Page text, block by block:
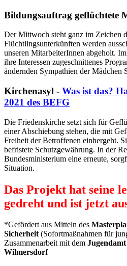
Bildungsauftrag geflüchtete
Der Mittwoch steht ganz im Zeichen
Flüchtlingsunterkünften werden
unseren MitarbeiterInnen abgeholt.
ihre Interessen zugeschnittenes
ändernden Sympathien der Mädchen
Kirchenasyl - Was ist das?
2021 des BEFG
Die Friedenskirche setzt sich für
einer Abschiebung stehen, die mit
Freiheit der Betroffenen einhergeht.
befristete Schutzgewährung. In der
Bundesministerium eine erneute,
Situation.
Das Projekt hat seine
gedreht und ist jetzt
*Gefördert aus Mitteln des
Sicherheit(Sofortmaßnahmen für
Zusammenarbeit mit dem
Wilmersdorf